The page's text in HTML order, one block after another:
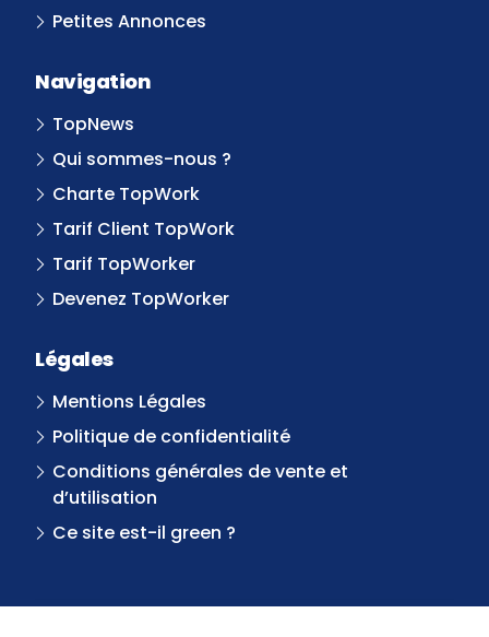
Petites Annonces
Navigation
TopNews
Qui sommes-nous ?
Charte TopWork
Tarif Client TopWork
Tarif TopWorker
Devenez TopWorker
Légales
Mentions Légales
Politique de confidentialité
Conditions générales de vente et
d’utilisation
Ce site est-il green ?